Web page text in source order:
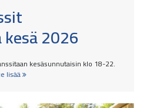
2026
kesäsunnutaisin klo 18-22.
lisää